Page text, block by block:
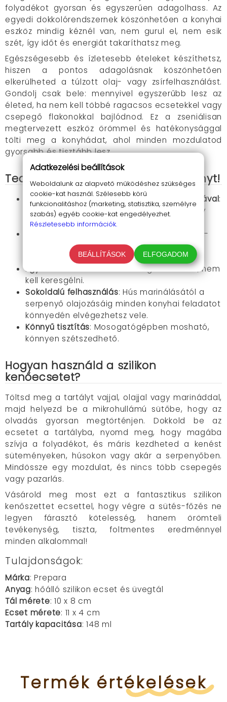
folyadékot gyorsan és egyszerűen adagolhass. Az
egyedi dokkolórendszernek köszönhetően a konyhai
eszköz mindig kéznél van, nem gurul el, nem esik
szét, így időt és energiát takaríthatsz meg.
Egészségesebb és ízletesebb ételeket készíthetsz,
hiszen a pontos adagolásnak köszönhetően
elkerülheted a túlzott olaj- vagy zsírfelhasználást.
Gondolj csak bele: mennyivel egyszerűbb lesz az
életed, ha nem kell többé ragacsos ecsetekkel vagy
csepegő flakonokkal bajlódnod. Ez a zseniálisan
megtervezett eszköz örömmel és hatékonysággal
tölti meg a konyhádat, ahol minden mozdulatod
gyorsabb és tisztább lesz.
Tedd különlegessé a konyhai élményt!
Hőálló szilikon ecset a Dip & Go technológiával:
A folyadék egyszerűen felszívódik, majd egy
gombnyomásra adagolható.
: Biztonságos, BPA-
mentes anyagból készült, ideális gyors
olvasztáshoz.
Egyedi dokkolórendszer
: Mindig kéznél van, nem
kell keresgélni.
Sokoldalú felhasználás: Hús marinálásától a
serpenyő olajozásáig minden konyhai feladatot
könnyedén elvégezhetsz vele.
Könnyű tisztítás: Mosogatógépben mosható,
könnyen szétszedhető.
Hogyan használd a szilikon
kenőecsetet?
Töltsd meg a tartályt vajjal, olajjal vagy marináddal,
majd helyezd be a mikrohullámú sütőbe, hogy az
olvadás gyorsan megtörténjen. Dokkold be az
ecsetet a tartályba, nyomd meg, hogy magába
szívja a folyadékot, és máris kezdheted a kenést
süteményeken, húsokon vagy akár a serpenyőben.
Mindössze egy mozdulat, és nincs több csepegés
vagy pazarlás.
Vásárold meg most ezt a fantasztikus szilikon
kenőszettet ecsettel, hogy végre a sütés-főzés ne
legyen fárasztó kötelesség, hanem örömteli
tevékenység, tiszta, foltmentes eredménnyel
minden alkalommal!
Tulajdonságok:
Márka: Prepara
Anyag: hőálló szilikon ecset és üvegtál
Tál mérete: 10 x 8 cm
Ecset mérete: 11 x 4 cm
Tartály kapacitása: 148 ml
Termék értékelések
Adatkezelési beállítások
Weboldalunk az alapvető működéshez szükséges
cookie-kat használ. Szélesebb körű
funkcionalitáshoz (marketing, statisztika, személyre
szabás) egyéb cookie-kat engedélyezhet.
Részletesebb információk.
BEÁLLÍTÁSOK ELFOGADOM